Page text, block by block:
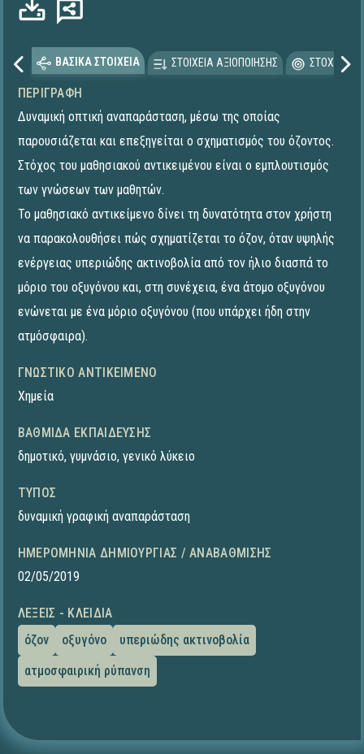
ΒΑΣΙΚΑ ΣΤΟΙΧΕΙΑ ΣΤΟΙΧΕΙΑ ΑΞΙΟΠΟΙΗΣΗΣ
ΠΕΡΙΓΡΑΦΉ
Δυναμική οπτική αναπαράσταση, μέσω της οποίας
παρουσιάζεται και επεξηγείται ο σχηματισμός του όζοντος.
Στόχος του μαθησιακού αντικειμένου είναι ο εμπλουτισμός
των γνώσεων των μαθητών.
Το μαθησιακό αντικείμενο δίνει τη δυνατότητα στον χρήστη
να παρακολουθήσει πώς σχηματίζεται το όζον, όταν υψηλής
ενέργειας υπεριώδης ακτινοβολία από τον ήλιο διασπά το
μόριο του οξυγόνου και, στη συνέχεια, ένα άτομο οξυγόνου
ενώνεται με ένα μόριο οξυγόνου (που υπάρχει ήδη στην
ατμόσφαιρα).
ΓΝΩΣΤΙΚΌ ΑΝΤΙΚΕΊΜΕΝΟ
Χημεία
ΒΑΘΜΊΔΑ ΕΚΠΑΊΔΕΥΣΗΣ
δημοτικό, γυμνάσιο, γενικό λύκειο
ΤΎΠΟΣ
δυναμική γραφική αναπαράσταση
ΗΜΕΡΟΜΗΝΊΑ ΔΗΜΙΟΥΡΓΊΑΣ / ΑΝΑΒΆΘΜΙΣΗΣ
02/05/2019
ΛΈΞΕΙΣ - ΚΛΕΙΔΙΆ
όζον
οξυγόνο
υπεριώδης ακτινοβολία
ατμοσφαιρική ρύπανση